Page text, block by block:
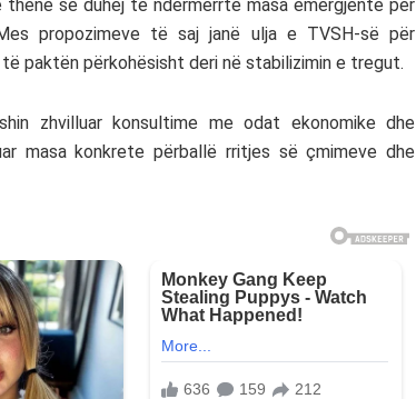
thënë se duhej të ndërmerrte masa emergjente për
propozimeve të saj janë ulja e TVSH-së për
paktën përkohësisht deri në stabilizimin e tregut.
zhvilluar konsultime me odat ekonomike dhe
masa konkrete përballë rritjes së çmimeve dhe